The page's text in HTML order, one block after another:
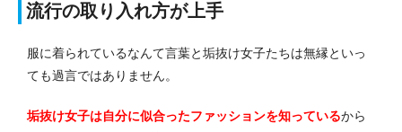
流行の取り入れ方が上手
服に着られているなんて言葉と垢抜け女子たちは無縁といっ
ても過言ではありません。
垢抜け女子は自分に似合ったファッションを知っているから